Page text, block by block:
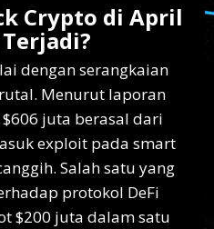
Crypto di April
dengan serangkaian
Menurut laporan
juta berasal dari
exploit pada smart
Salah satu yang
protokol DeFi
$200 juta dalam satu